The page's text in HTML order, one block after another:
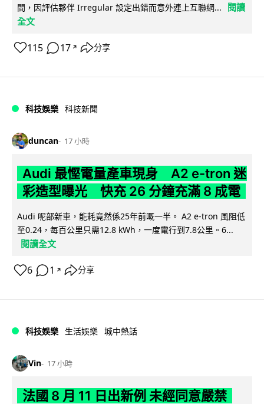
間，因評估夥伴 Irregular 設定出錯而意外連上互聯網...
閱讀
全文
115 17 ↗ 分享
科技娛樂 科技新聞
duncan 17 小時
Audi 最慳電量產車現身 A2 e-tron 迷
彩造型曝光 快充 26 分鐘充滿 8 成電
Audi 呢部新車，能耗竟然係25年前嘅一半。 A2 e-tron 風阻低
至0.24，每百公里只需12.8 kWh，一度電行到7.8公里。6...
閱讀全文
6 1 ↗ 分享
科技娛樂 生活娛樂 城中熱話
Vin 17 小時
法國 8 月 11 日出新例 未經同意嚴禁